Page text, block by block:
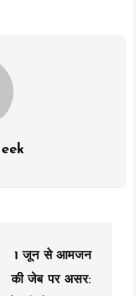
1 जून से आमजन
की जेब पर असर: